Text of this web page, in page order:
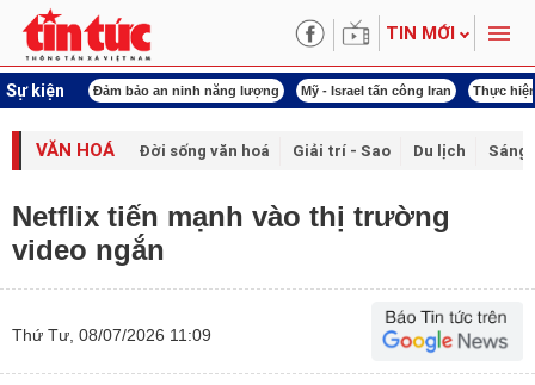
TIN MỚI
Sự kiện
khóa XVI Đảm bảo an ninh năng lượng Mỹ - Israel tấn công Iran Thực
VĂN HOÁ Đời sống văn hoá Giải trí - Sao Du lịch Sáng
Netflix tiến mạnh vào thị trường
video ngắn
Thứ Tư, 08/07/2026 11:09